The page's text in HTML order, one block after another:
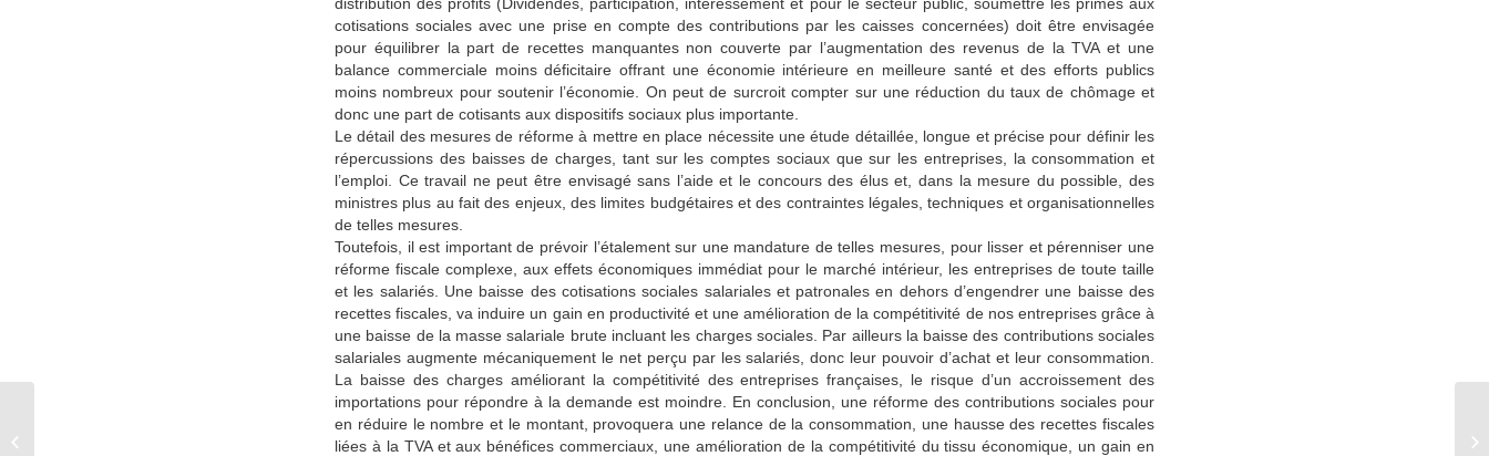
cotisations sociales avec une prise en compte des contributions par les caisses concernées) doit être envisagée
pour équilibrer la part de recettes manquantes non couverte par l’augmentation des revenus de la TVA et une
balance commerciale moins déficitaire offrant une économie intérieure en meilleure santé et des efforts publics
moins nombreux pour soutenir l’économie. On peut de surcroit compter sur une réduction du taux de chômage et
donc une part de cotisants aux dispositifs sociaux plus importante.
Le détail des mesures de réforme à mettre en place nécessite une étude détaillée, longue et précise pour définir les
répercussions des baisses de charges, tant sur les comptes sociaux que sur les entreprises, la consommation et
l’emploi. Ce travail ne peut être envisagé sans l’aide et le concours des élus et, dans la mesure du possible, des
ministres plus au fait des enjeux, des limites budgétaires et des contraintes légales, techniques et organisationnelles
de telles mesures.
Toutefois, il est important de prévoir l’étalement sur une mandature de telles mesures, pour lisser et pérenniser une
réforme fiscale complexe, aux effets économiques immédiat pour le marché intérieur, les entreprises de toute taille
et les salariés. Une baisse des cotisations sociales salariales et patronales en dehors d’engendrer une baisse des
recettes fiscales, va induire un gain en productivité et une amélioration de la compétitivité de nos entreprises grâce à
une baisse de la masse salariale brute incluant les charges sociales. Par ailleurs la baisse des contributions sociales
salariales augmente mécaniquement le net perçu par les salariés, donc leur pouvoir d’achat et leur consommation.
La baisse des charges améliorant la compétitivité des entreprises françaises, le risque d’un accroissement des
importations pour répondre à la demande est moindre. En conclusion, une réforme des contributions sociales pour
en réduire le nombre et le montant, provoquera une relance de la consommation, une hausse des recettes fiscales
liées à la TVA et aux bénéfices commerciaux, une amélioration de la compétitivité du tissu économique, un gain en